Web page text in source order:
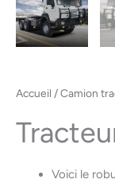
Accueil /Camion
Voici le